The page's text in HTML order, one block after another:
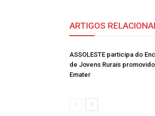
ARTIGOS
ASSOLESTE participa do
de Jovens Rurais
Emater